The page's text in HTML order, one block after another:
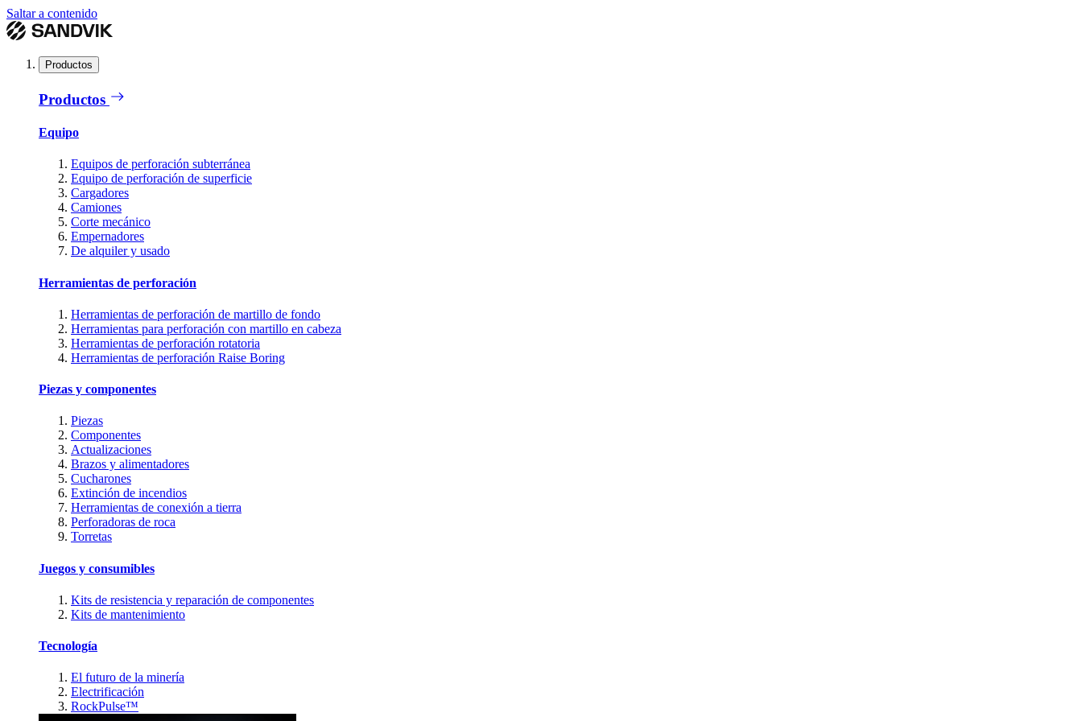
Saltar a contenido
Productos
Productos
Equipo
Equipos de perforación subterránea
Equipo de perforación de superficie
Cargadores
Camiones
Corte mecánico
Empernadores
De alquiler y usado
Herramientas de perforación
Herramientas de perforación de martillo de fondo
Herramientas para perforación con martillo en cabeza
Herramientas de perforación rotatoria
Herramientas de perforación Raise Boring
Piezas y componentes
Piezas
Componentes
Actualizaciones
Brazos y alimentadores
Cucharones
Extinción de incendios
Herramientas de conexión a tierra
Perforadoras de roca
Torretas
Juegos y consumibles
Kits de resistencia y reparación de componentes
Kits de mantenimiento
Tecnología
El futuro de la minería
Electrificación
RockPulse™